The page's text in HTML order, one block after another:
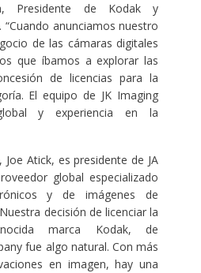
Presidente de Kodak y
“Cuando anunciamos nuestro
de las cámaras digitales
que íbamos a explorar las
de licencias para la
El equipo de JK Imaging
y experiencia en la
Joe Atick, es presidente de JA
global especializado
y de imágenes de
decisión de licenciar la
marca Kodak, de
fue algo natural. Con más
en imagen, hay una